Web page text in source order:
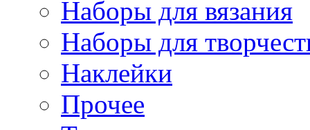
Наборы для вязания
Наборы для
Наклейки
Прочее